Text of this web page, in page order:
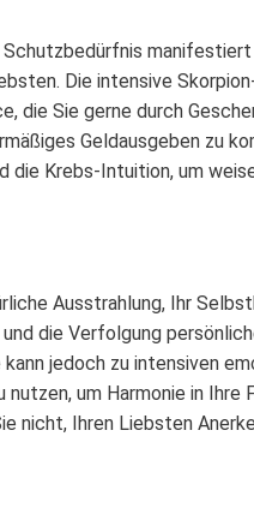
Die intensive
die Sie gerne durch
Geldausgeben zu
die Krebs-Intuition, um
Ausstrahlung, Ihr
die Verfolgung
jedoch zu intensiven
um Harmonie in Ihre
nicht, Ihren Liebsten